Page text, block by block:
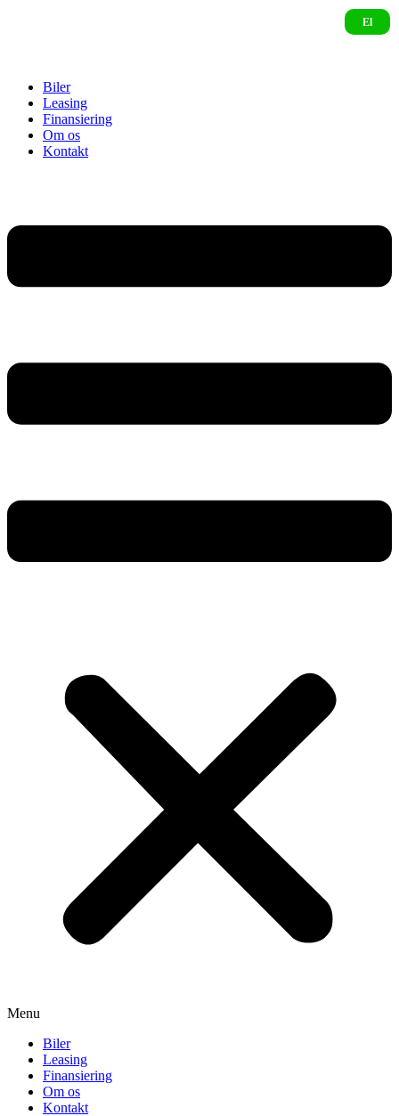
Biler
Leasing
Finansiering
Om os
Kontakt
Menu
Biler
Leasing
Finansiering
Om os
Kontakt